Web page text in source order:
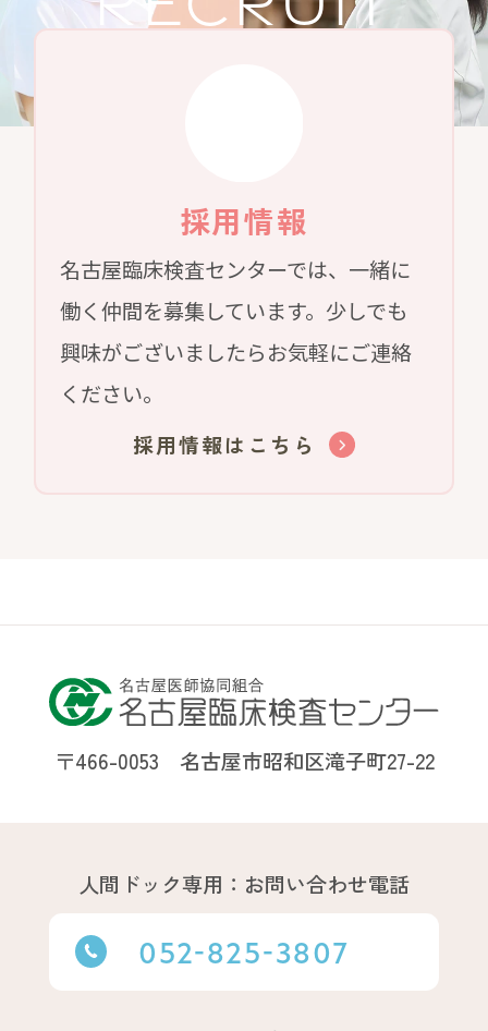
採用情報
名古屋臨床検査センターでは、一緒に
働く仲間を募集しています。少しでも
興味がございましたらお気軽にご連絡
ください。
採用情報はこちら
〒466-0053 名古屋市昭和区滝子町27-22
人間ドック専用：お問い合わせ電話
052-825-3807